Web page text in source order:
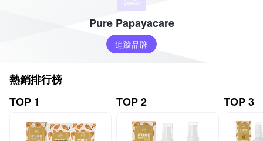
Pure Papayacare
追蹤品牌
熱銷排行榜
TOP 1
TOP 2 TOP 3